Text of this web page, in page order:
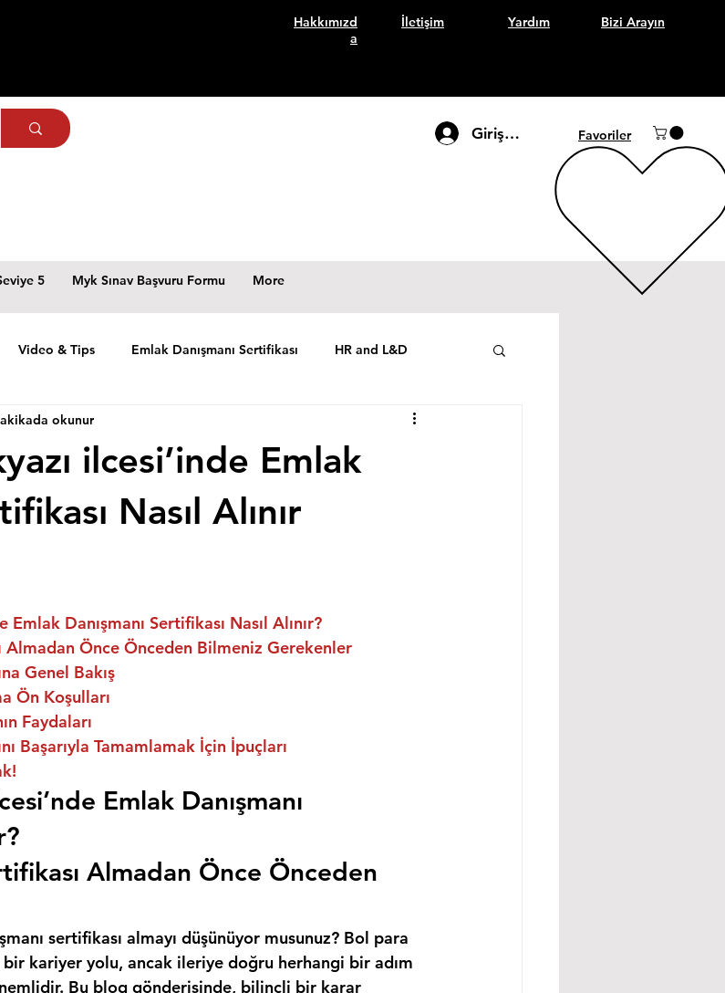
Hakkımızd
a
İletişim Yardım Bizi Arayın
Giriş Yap Favoriler
5 Myk Sınav Başvuru Formu More
Video & Tips Emlak Danışmanı Sertifikası HR and L&D
ilcesi’inde Emlak
Nasıl Alınır
okunur
Emlak Danışmanı Sertifikası Nasıl Alınır?
Almadan Önce Önceden Bilmeniz Gerekenler
Genel Bakış
Ön Koşulları
Faydaları
Başarıyla Tamamlamak İçin İpuçları
Emlak Danışmanı
Almadan Önce Önceden
sertifikası almayı düşünüyor musunuz? Bol para
kariyer yolu, ancak ileriye doğru herhangi bir adım
Bu blog gönderisinde, bilinçli bir karar